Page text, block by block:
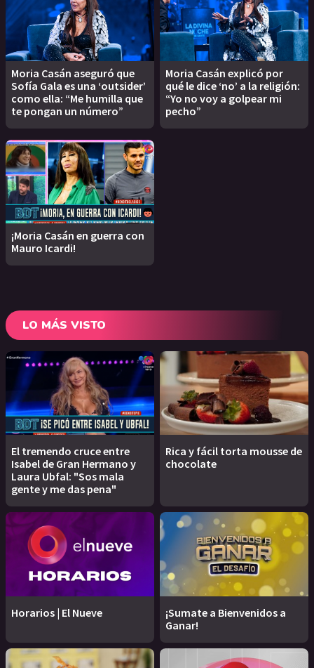
Moria Casán aseguró que
Sofía Gala es una ‘outsider’
como ella: “Me humilla que
te pongan un número”
Moria Casán explicó por
qué le dice ‘no’ a la religión:
“Yo no voy a golpear mi
pecho”
¡Moria Casán en guerra con
Mauro Icardi!
LO MÁS VISTO
El tremendo cruce entre
Isabel de Gran Hermano y
Laura Ubfal: "Sos mala
gente y me das pena"
Rica y fácil torta mousse de
chocolate
Horarios | El Nueve
¡Sumate a Bienvenidos a
Ganar!